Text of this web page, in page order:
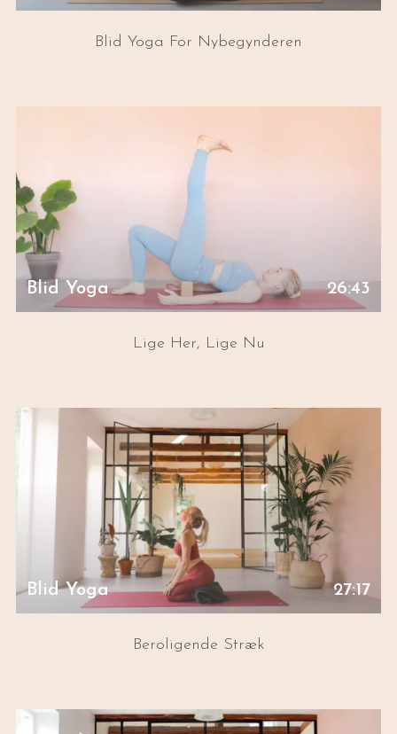
Blid Yoga For Nybegynderen
Blid Yoga 26:43
Lige Her, Lige Nu
Blid Yoga 27:17
Beroligende Stræk